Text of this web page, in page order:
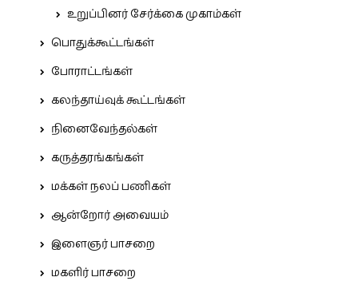
உறுப்பினர் சேர்க்கை முகாம்கள்
பொதுக்கூட்டங்கள்
போராட்டங்கள்
கலந்தாய்வுக் கூட்டங்கள்
நினைவேந்தல்கள்
கருத்தரங்கங்கள்
மக்கள் நலப் பணிகள்
ஆன்றோர் அவையம்
இளைஞர் பாசறை
மகளிர் பாசறை